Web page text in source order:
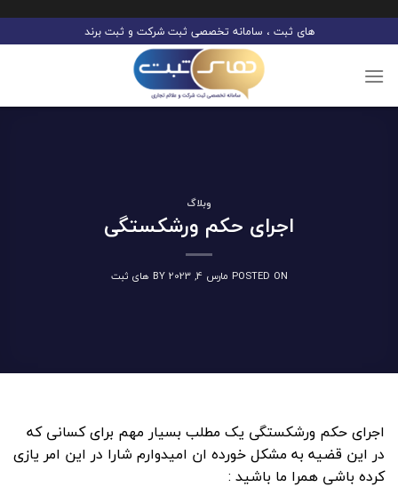
to
content
های ثبت ، سامانه تخصصی ثبت شرکت و ثبت برند
وبلاگ
اجرای حکم ورشکستگی
POSTED ON مارس 4, 2023 BY های ثبت
اجرای حکم ورشکستگی یک مطلب بسیار مهم برای کسانی که
در این قضیه به مشکل خورده ان امیدوارم شارا در این امر یازی
کرده باشی همرا ما باشید :